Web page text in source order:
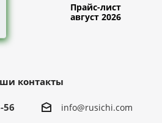
Прайс-лист
август 2026
контакты
56 info@rusichi.com